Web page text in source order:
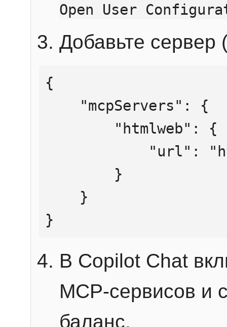
Open User
Добавьте сервер
{
}
В Copilot Chat
MCP-сервисов и
баланс.